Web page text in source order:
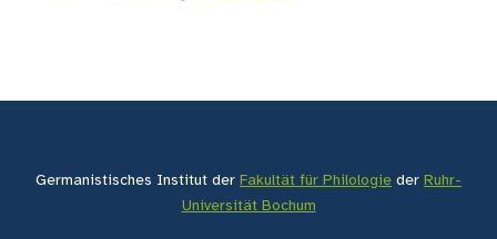
Germanistisches Institut der Fakultät für Philologie der Ruhr-
Universität Bochum